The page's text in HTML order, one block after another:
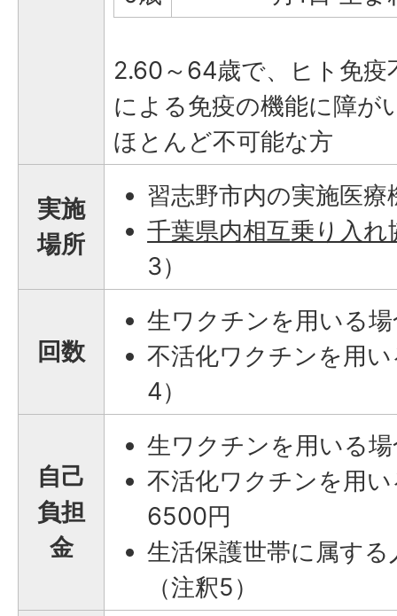
2.60～64歳で、ヒト免疫
による免疫の機能に障が
ほとんど不可能な方
実施
場所
習志野市内の実施医療
千葉県内相互乗り入れ
3）
回数
生ワクチンを用いる
不活化ワクチンを用
4）
自己
負担
金
生ワクチンを用いる
不活化ワクチンを用
6500円
生活保護世帯に属す
（注釈5）